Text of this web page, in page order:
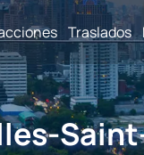
Traslados